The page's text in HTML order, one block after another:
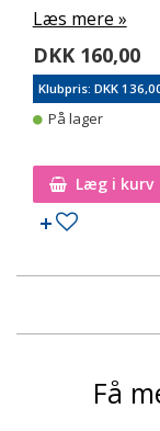
Læs mere »
DKK 160,00
Klubpris: DKK
På lager
Læg i kurv
Tilføj til
Få